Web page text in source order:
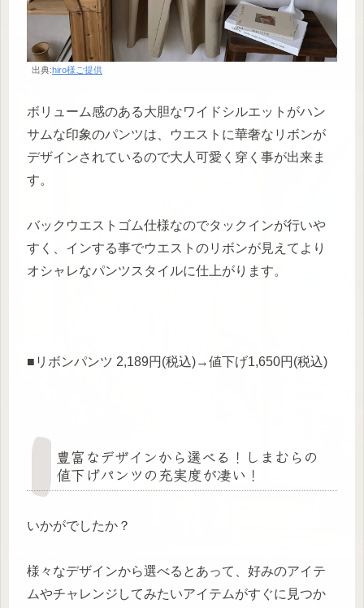
出典:hiro様ご提供
ボリューム感のある大胆なワイドシルエットがハン
サムな印象のパンツは、ウエストに華奢なリボンが
デザインされているので大人可愛く穿く事が出来ま
す。
バックウエストゴム仕様なのでタックインが行いや
すく、インする事でウエストのリボンが見えてより
オシャレなパンツスタイルに仕上がります。
■リボンパンツ 2,189円(税込)→値下げ1,650円(税込)
豊富なデザインから選べる！しまむらの
値下げパンツの充実度が凄い！
いかがでしたか？
様々なデザインから選べるとあって、好みのアイテ
ムやチャレンジしてみたいアイテムがすぐに見つか